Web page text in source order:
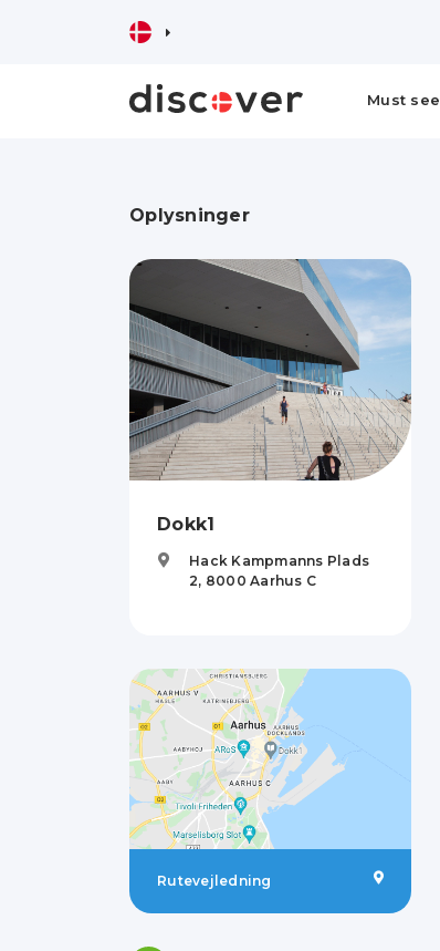
Must see
Oplysninger
Dokk1
Hack Kampmanns Plads
2, 8000 Aarhus C
Rutevejledning